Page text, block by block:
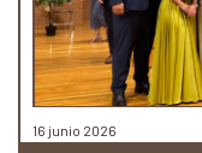
16 junio 2026